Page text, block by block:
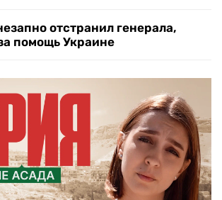
отстранил генерала,
помощь Украине